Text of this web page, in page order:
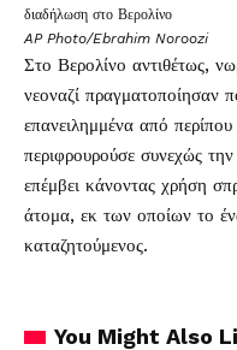
διαδήλωση στο Βερολίνο
AP Photo/Ebrahim Noroozi
Στο Βερολίνο αντιθέτως,
νεοναζί πραγματοποίησαν
επανειλημμένα από
περιφρουρούσε συνεχώς
επέμβει κάνοντας χρήση
άτομα, εκ των οποίων το
καταζητούμενος.
You Might Also